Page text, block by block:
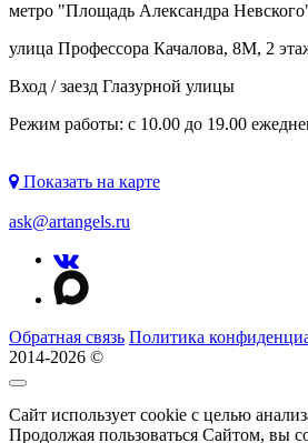
метро "Площадь Александра Невского
улица Профессора Качалова, 8М, 2
Вход / заезд Глазурной улицы
Режим работы: с 10.00 до 19.00
Показать на карте
ask@artangels.ru
Обратная связь Политика
2014-2026 ©
Сайт использует cookie с целью
Продолжая пользоваться Сайтом, вы